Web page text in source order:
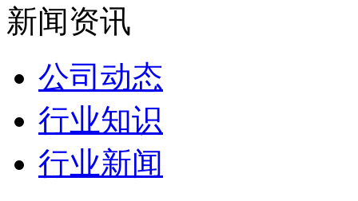
新闻资讯
公司动态
行业知识
行业新闻